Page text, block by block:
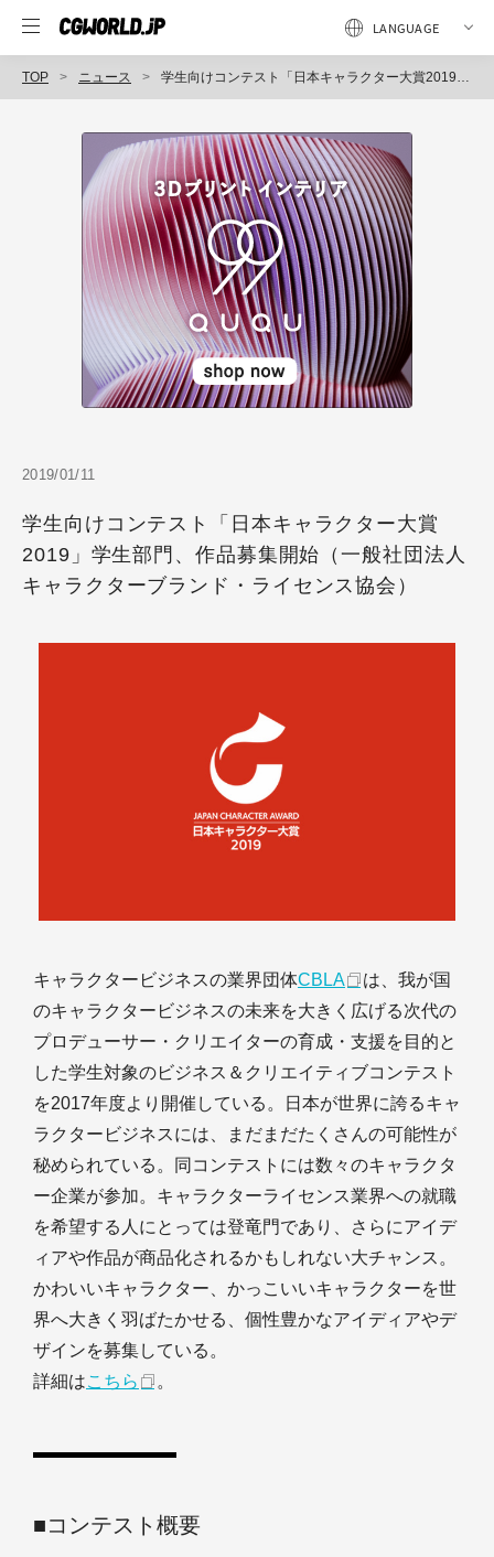
TOP ニュース 学生向けコンテスト「日本キャラクター大賞2019」学生部門、作品募集開始（一般社団法人キャラクターブランド・ライセンス協会）
2019/01/11
学生向けコンテスト「日本キャラクター大賞
2019」学生部門、作品募集開始（一般社団法人
キャラクターブランド・ライセンス協会）
キャラクタービジネスの業界団体CBLA
は、我が国
のキャラクタービジネスの未来を大きく広げる次代の
プロデューサー・クリエイターの育成・支援を目的と
した学生対象のビジネス＆クリエイティブコンテスト
を2017年度より開催している。日本が世界に誇るキャ
ラクタービジネスには、まだまだたくさんの可能性が
秘められている。同コンテストには数々のキャラクタ
ー企業が参加。キャラクターライセンス業界への就職
を希望する人にとっては登竜門であり、さらにアイデ
ィアや作品が商品化されるかもしれない大チャンス。
かわいいキャラクター、かっこいいキャラクターを世
界へ大きく羽ばたかせる、個性豊かなアイディアやデ
ザインを募集している。
詳細はこちら 。
■コンテスト概要